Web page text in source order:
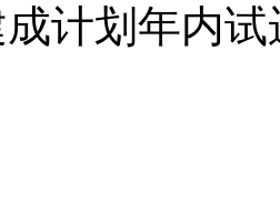
计划年内试